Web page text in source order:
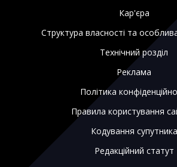
Кар'єра
Структура власності та
Технічний розділ
Реклама
Політика
Правила користування
Кодування супутника
Редакційний статут